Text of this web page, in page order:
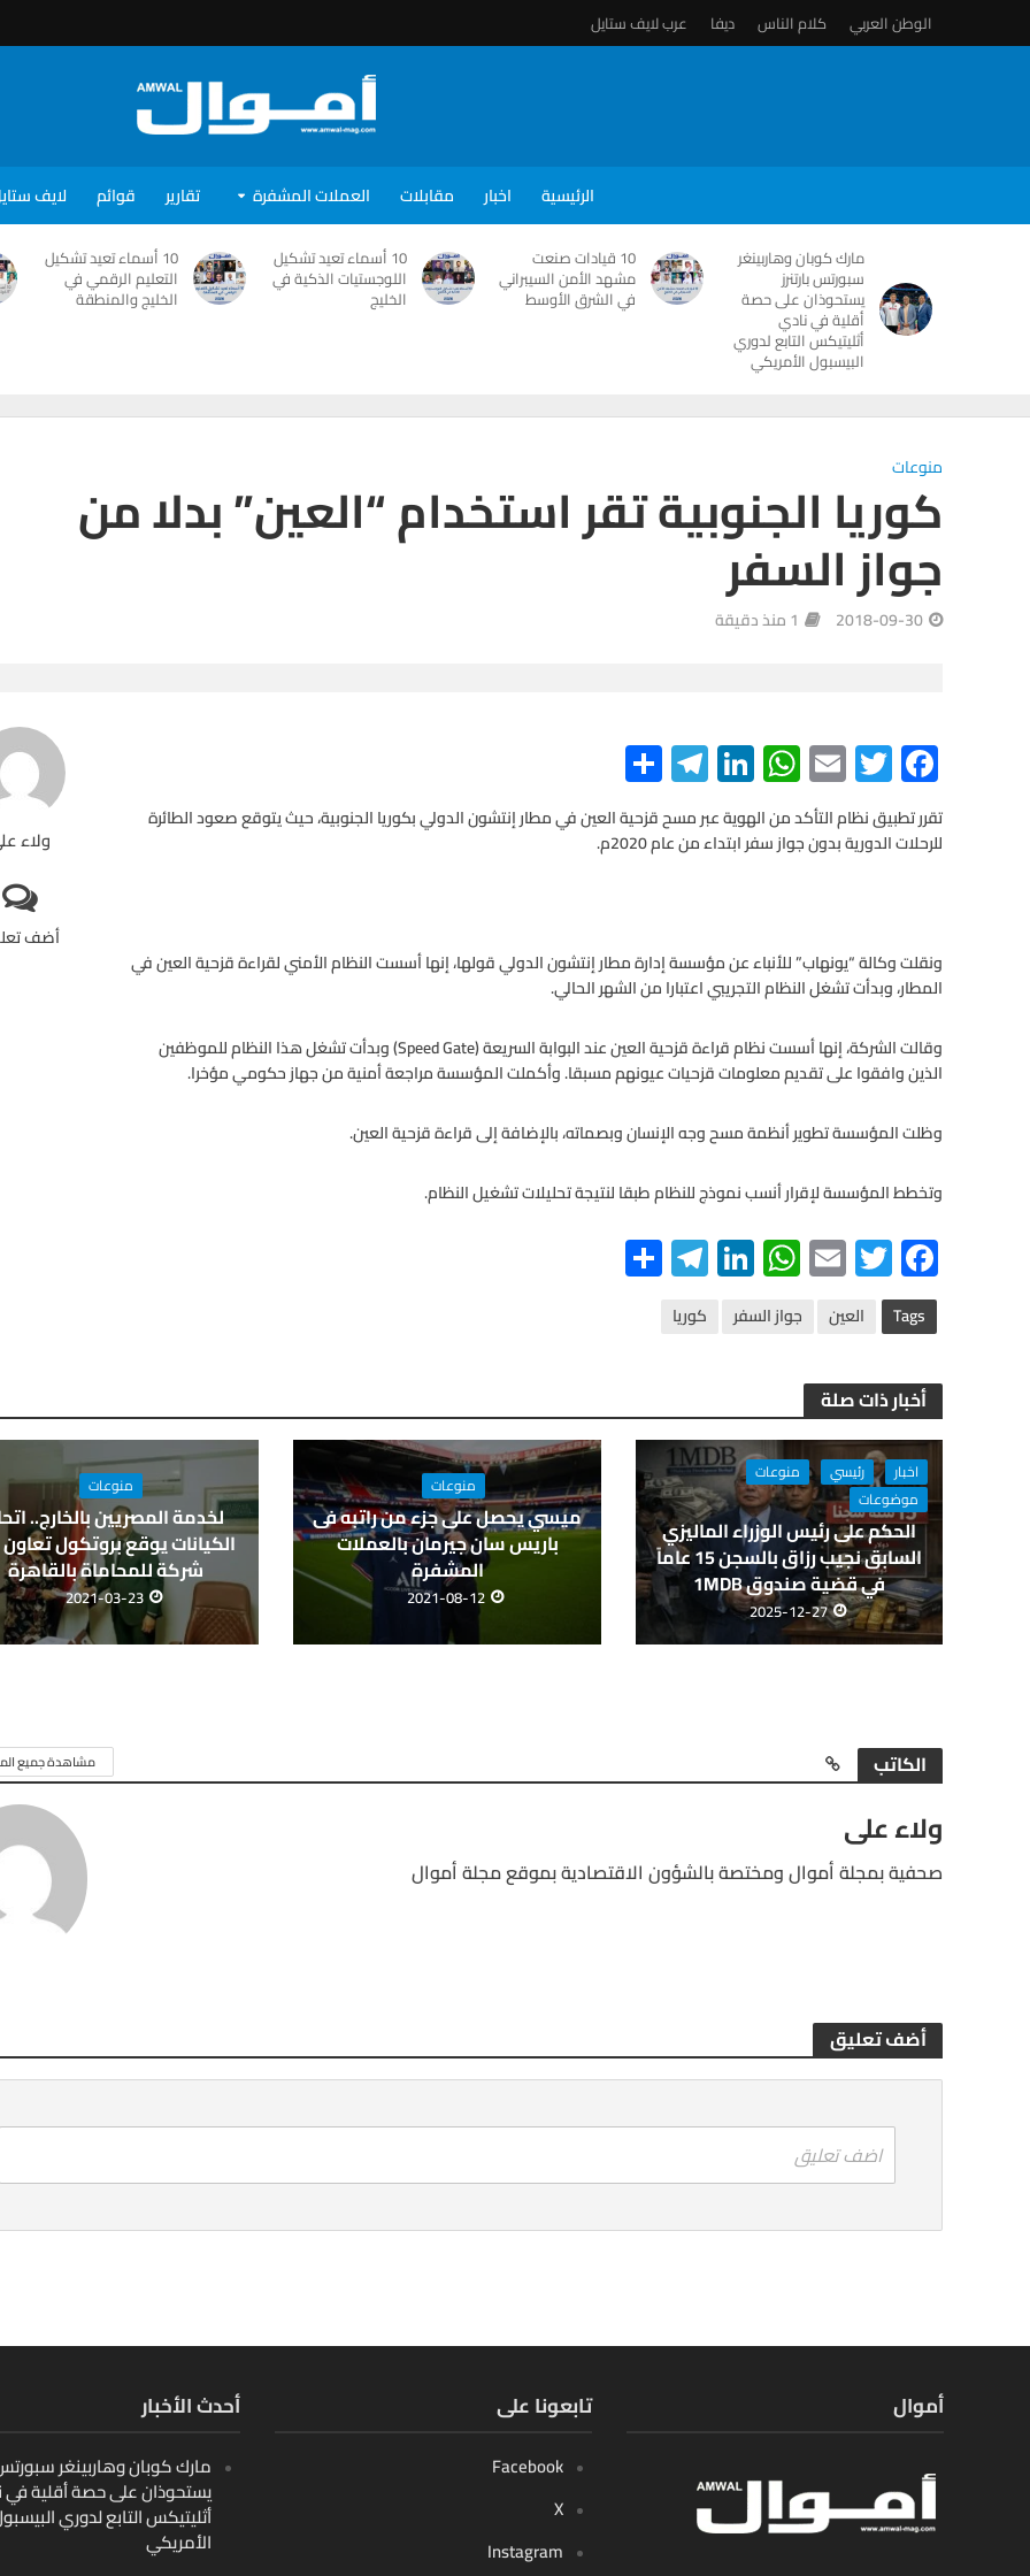
الوطن العربي كلام الناس ديفا عرب لايف ستايل
الرئيسية اخبار مقابلات العملات المشفرة تقارير قوائم لايف
مارك كوبان وهاربينغر
سبورتس بارتنرز
يستحوذان على حصة
أقلية في نادي
أثليتيكس التابع لدوري
البيسبول الأمريكي
10 قيادات صنعت
مشهد الأمن السيبراني
في الشرق الأوسط
10 أسماء تعيد تشكيل
اللوجستيات الذكية في
الخليج
10 أسماء تعيد تشكيل
التعليم الرقمي في
الخليج والمنطقة
منوعات
كوريا الجنوبية تقر استخدام “العين” بدلا من
جواز السفر
2018-09-30 1 منذ دقيقة
ولاء
أضف
F
ac
e
o
k
T
wi
tt
er
E
m
ail
W
h
at
s
p
p
Li
n
ke
Te
le
gr
S
h
ar
تقرر تطبيق نظام التأكد من الهوية عبر مسح قزحية العين في مطار إنتشون الدولي بكوريا الجنوبية، حيث يتوقع صعود الطائرة
للرحلات الدورية بدون جواز سفر ابتداء من عام 2020م.
ونقلت وكالة “يونهاب” للأنباء عن مؤسسة إدارة مطار إنتشون الدولي قولها، إنها أسست النظام الأمني لقراءة قزحية العين في
المطار، وبدأت تشغل النظام التجريبي اعتبارا من الشهر الحالي.
وقالت الشركة، إنها أسست نظام قراءة قزحية العين عند البوابة السريعة (Speed Gate) وبدأت تشغل هذا النظام للموظفين
الذين وافقوا على تقديم معلومات قزحيات عيونهم مسبقا. وأكملت المؤسسة مراجعة أمنية من جهاز حكومي مؤخرا.
وظلت المؤسسة تطوير أنظمة مسح وجه الإنسان وبصماته، بالإضافة إلى قراءة قزحية العين.
وتخطط المؤسسة لإقرار أنسب نموذج للنظام طبقا لنتيجة تحليلات تشغيل النظام.
F
ac
e
b
o
o
k
T
wi
tt
er
E
m
ail
W
h
at
A
p
p
Li
n
ke
n
Te
le
m
S
h Tags العين جواز السفر كوريا
أخبار ذات صلة
اخبار رئيسي
منوعات
موضوعات
الحكم على رئيس الوزراء الماليزي
السابق نجيب رزاق بالسجن 15 عاماً
في قضية صندوق 1MDB
2025-12-27
منوعات
ميسي يحصل على جزء من راتبه فى
باريس سان جيرمان بالعملات
المشفرة
2021-08-12
منوعات
لخدمة المصريين بالخارج..
الكيانات يوقع بروتكول
شركة للمحاماة بالقاهرة
2021-03-23
الكاتب مشاهدة جميع
ولاء على
صحفية بمجلة أموال ومختصة بالشؤون الاقتصادية بموقع مجلة أموال
أضف تعليق
اضف تعليق
أحدث الأخبار
مارك كوبان وهاربينغر سبورتس
يستحوذان على حصة أقلية في
أثليتيكس التابع لدوري
الأمريكي
تابعونا على
Facebook
X
Instagram
أموال